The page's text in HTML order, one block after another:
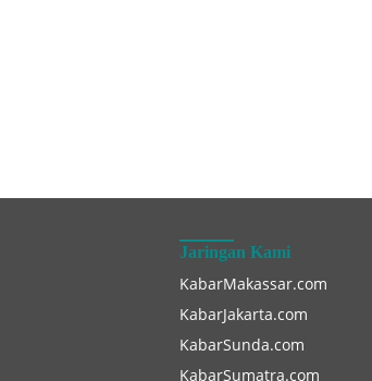
Jaringan Kami
KabarMakassar.com
KabarJakarta.com
KabarSunda.com
KabarSumatra.com